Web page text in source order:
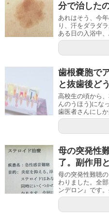
分で治した
あれはそう、今
り、汗をダラダ
ある日の入浴中
歯根嚢胞で
と抜歯後ど
高校生の頃から
んのうほう)にな
歯医者さんにし
母の突発性
了。副作用
母の突発性難聴
わりました。全
ンデロン』です